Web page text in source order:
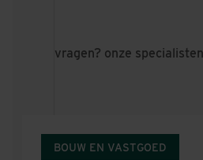
vragen? onze
BOUW EN VASTGOED